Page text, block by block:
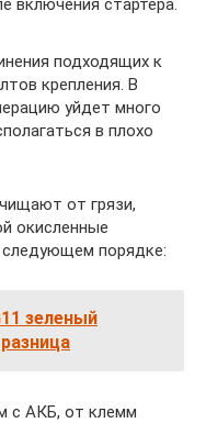
подходящих к
крепления. В
уйдет много
в плохо
от грязи,
окисленные
следующем порядке:
зеленый
с АКБ, от клемм